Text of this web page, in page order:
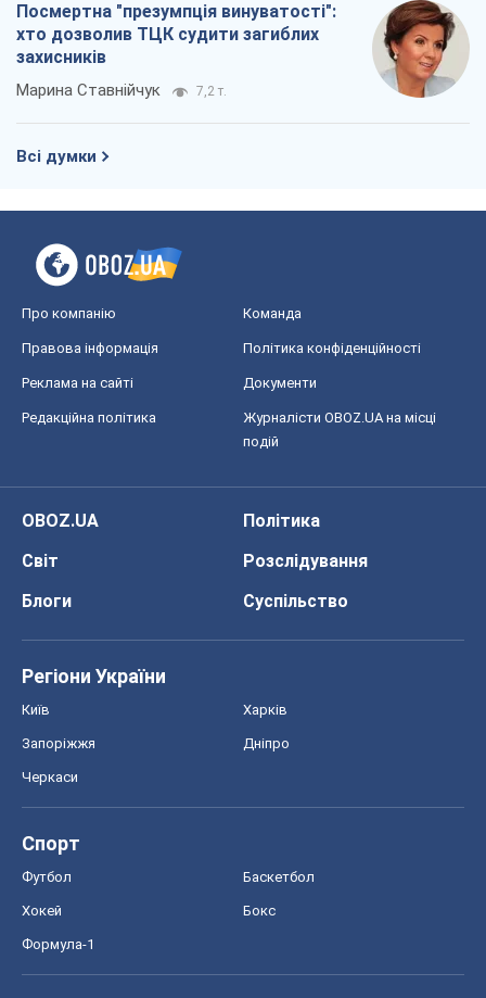
Посмертна "презумпція винуватості":
хто дозволив ТЦК судити загиблих
захисників
Марина Ставнійчук 7,2 т.
Всі думки
Про компанію Команда
Правова інформація Політика конфіденційності
Реклама на сайті Документи
Редакційна політика
Журналісти OBOZ.UA на місці
подій
OBOZ.UA
Політика
Світ
Розслідування
Блоги
Суспільство
Регіони України
Київ Харків
Запоріжжя Дніпро
Черкаси
Спорт
Футбол Баскетбол
Хокей Бокс
Формула-1